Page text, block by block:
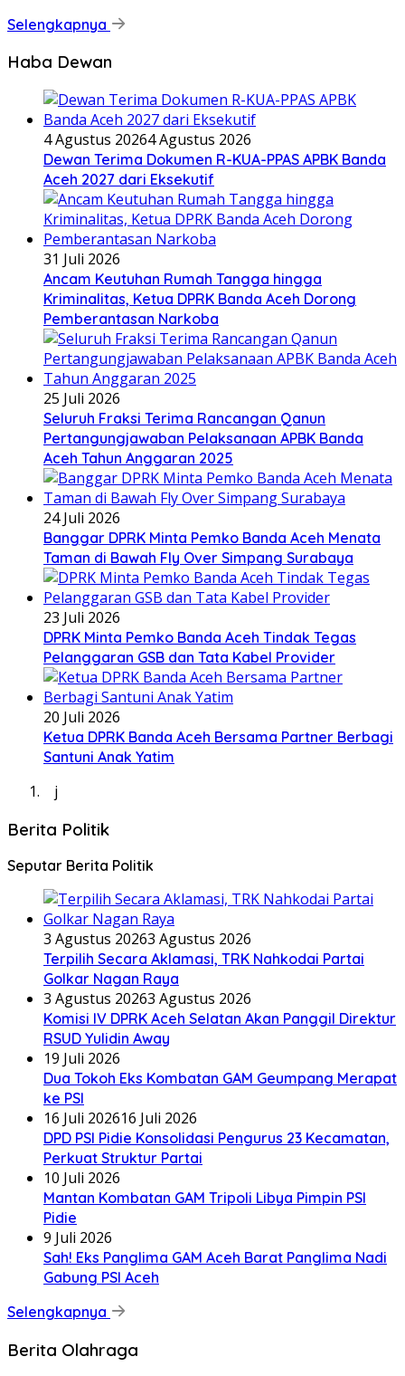
Selengkapnya
Haba Dewan
4 Agustus 20264 Agustus 2026
Dewan Terima Dokumen R-KUA-PPAS APBK Banda
Aceh 2027 dari Eksekutif
31 Juli 2026
Ancam Keutuhan Rumah Tangga hingga
Kriminalitas, Ketua DPRK Banda Aceh Dorong
Pemberantasan Narkoba
25 Juli 2026
Seluruh Fraksi Terima Rancangan Qanun
Pertangungjawaban Pelaksanaan APBK Banda
Aceh Tahun Anggaran 2025
24 Juli 2026
Banggar DPRK Minta Pemko Banda Aceh Menata
Taman di Bawah Fly Over Simpang Surabaya
23 Juli 2026
DPRK Minta Pemko Banda Aceh Tindak Tegas
Pelanggaran GSB dan Tata Kabel Provider
20 Juli 2026
Ketua DPRK Banda Aceh Bersama Partner Berbagi
Santuni Anak Yatim
j
Berita Politik
Seputar Berita Politik
3 Agustus 20263 Agustus 2026
Terpilih Secara Aklamasi, TRK Nahkodai Partai
Golkar Nagan Raya
3 Agustus 20263 Agustus 2026
Komisi IV DPRK Aceh Selatan Akan Panggil Direktur
RSUD Yulidin Away
19 Juli 2026
Dua Tokoh Eks Kombatan GAM Geumpang Merapat
ke PSI
16 Juli 202616 Juli 2026
DPD PSI Pidie Konsolidasi Pengurus 23 Kecamatan,
Perkuat Struktur Partai
10 Juli 2026
Mantan Kombatan GAM Tripoli Libya Pimpin PSI
Pidie
9 Juli 2026
Sah! Eks Panglima GAM Aceh Barat Panglima Nadi
Gabung PSI Aceh
Selengkapnya
Berita Olahraga